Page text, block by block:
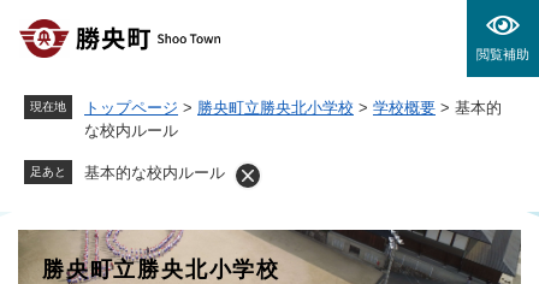
閲覧補助
現在地 トップページ > 勝央町立勝央北小学校 > 学校概要 > 基本的
な校内ルール
足あと 基本的な校内ルール
勝央町立勝央北小学校